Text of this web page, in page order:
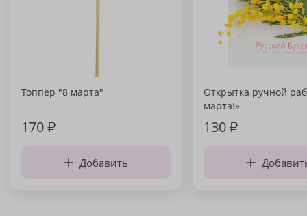
Топпер "8 марта"
170₽
Добавить
Открытка ручной
марта!»
130₽